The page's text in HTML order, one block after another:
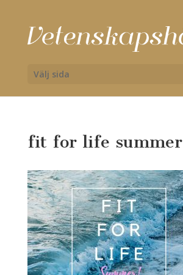
Välj sida
fit for life summer